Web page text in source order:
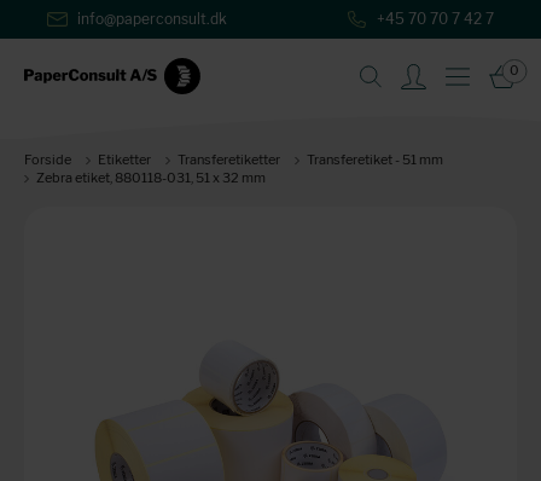
+45 70 70 7 42 7
info@paperconsult.dk
0
Forside Etiketter Transferetiketter
Transferetiket - 51 mm
Zebra etiket, 880118-031, 51 x 32 mm